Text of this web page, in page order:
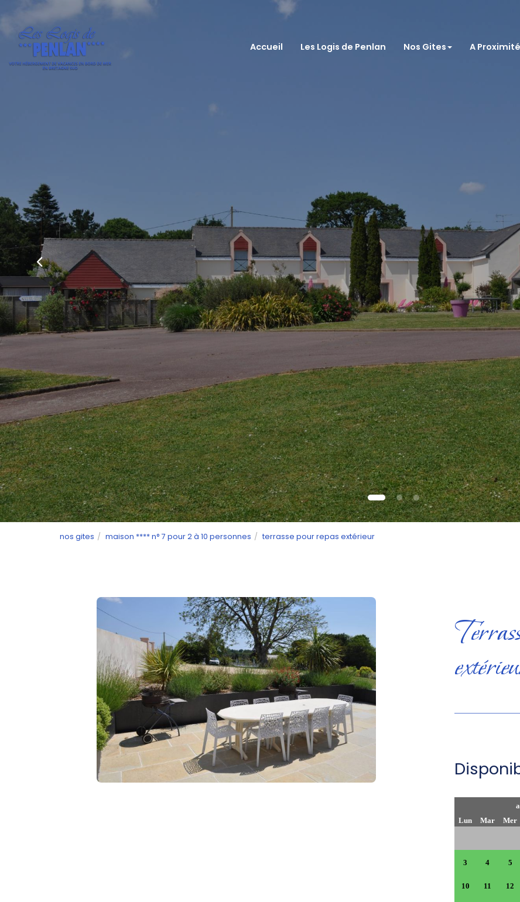
Accueil Les Logis de Penlan Nos Gites A Proximité
Précédent
nos gites maison **** n° 7 pour 2 à 10 personnes terrasse pour repas extérieur
Lun
Mar Mer
3 4 5
10 11 12